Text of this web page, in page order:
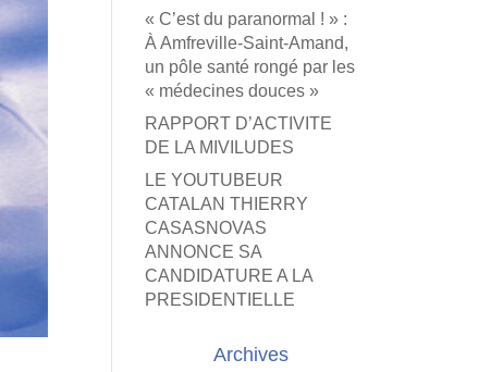
« C’est du paranormal ! » :
À Amfreville-Saint-Amand,
un pôle santé rongé par les
« médecines douces »
RAPPORT D’ACTIVITE
DE LA MIVILUDES
LE YOUTUBEUR
CATALAN THIERRY
CASASNOVAS
ANNONCE SA
CANDIDATURE A LA
PRESIDENTIELLE
Archives